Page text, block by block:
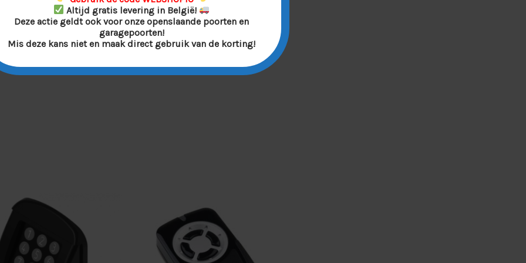
Altijd gratis levering in België!
Deze actie geldt ook voor onze openslaande poorten en
garagepoorten!
Mis deze kans niet en maak direct gebruik van de korting!